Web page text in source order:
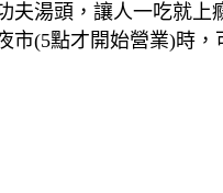
夫湯頭，讓人一吃就上
市(5點才開始營業)時，